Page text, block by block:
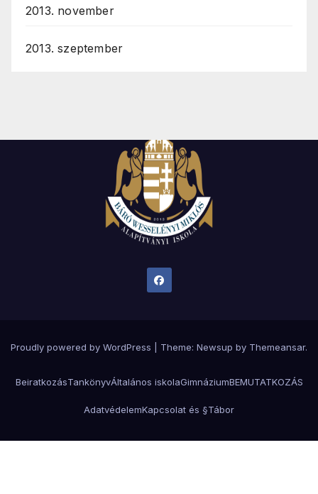
2013. november
2013. szeptember
Proudly powered by WordPress Theme: Newsup by Themeansar.
BeiratkozásTankönyvÁltalános iskolaGimnáziumBEMUTATKOZÁS
AdatvédelemKapcsolat és §Tábor